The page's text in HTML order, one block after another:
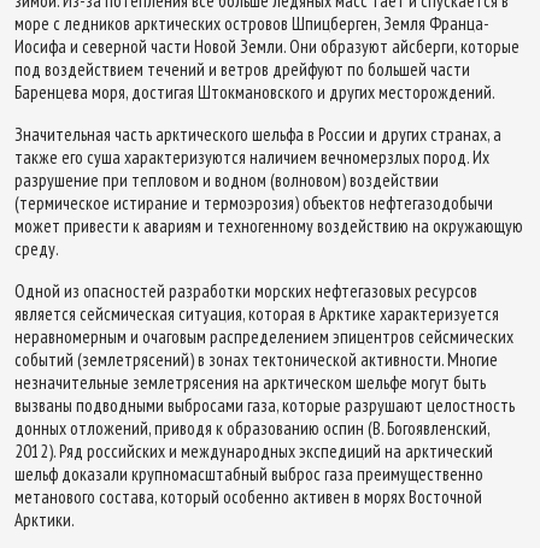
море с ледников арктических островов Шпицберген, Земля Франца-
Иосифа и северной части Новой Земли. Они образуют айсберги, которые
под воздействием течений и ветров дрейфуют по большей части
Баренцева моря, достигая Штокмановского и других месторождений.
Значительная часть арктического шельфа в России и других странах, а
также его суша характеризуются наличием вечномерзлых пород. Их
разрушение при тепловом и водном (волновом) воздействии
(термическое истирание и термоэрозия) объектов нефтегазодобычи
может привести к авариям и техногенному воздействию на окружающую
среду.
Одной из опасностей разработки морских нефтегазовых ресурсов
является сейсмическая ситуация, которая в Арктике характеризуется
неравномерным и очаговым распределением эпицентров сейсмических
событий (землетрясений) в зонах тектонической активности. Многие
незначительные землетрясения на арктическом шельфе могут быть
вызваны подводными выбросами газа, которые разрушают целостность
донных отложений, приводя к образованию оспин (В. Богоявленский,
2012). Ряд российских и международных экспедиций на арктический
шельф доказали крупномасштабный выброс газа преимущественно
метанового состава, который особенно активен в морях Восточной
Арктики.